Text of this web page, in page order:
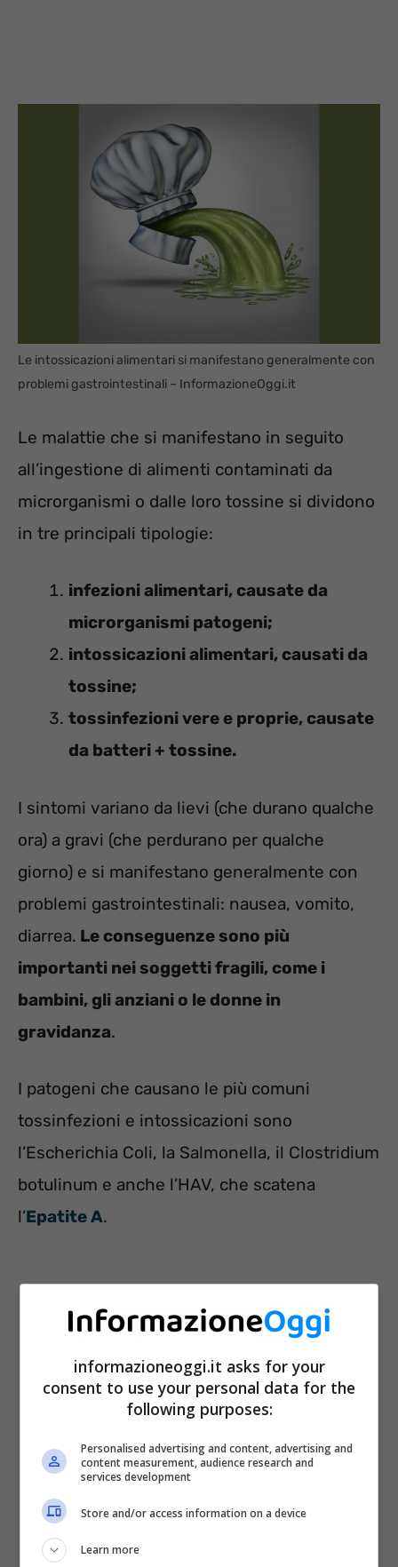
Le intossicazioni alimentari si manifestano generalmente con
problemi gastrointestinali – InformazioneOggi.it
Le malattie che si manifestano in seguito
all’ingestione di alimenti contaminati da
microrganismi o dalle loro tossine si dividono
in tre principali tipologie:
infezioni alimentari, causate da
microrganismi patogeni;
intossicazioni alimentari, causati da
tossine;
tossinfezioni vere e proprie, causate
da batteri + tossine.
I sintomi variano da lievi (che durano qualche
ora) a gravi (che perdurano per qualche
giorno) e si manifestano generalmente con
problemi gastrointestinali: nausea, vomito,
diarrea. Le conseguenze sono più
importanti nei soggetti fragili, come i
bambini, gli anziani o le donne in
gravidanza.
I patogeni che causano le più comuni
tossinfezioni e intossicazioni sono
l’Escherichia Coli, la Salmonella, il Clostridium
botulinum e anche l’HAV, che scatena
l’Epatite A.
Escherichia Coli
ha un’incubazione
informazioneoggi.it asks for your
consent to use your personal data for the
following purposes:
Personalised advertising and content, advertising and
content measurement, audience research and
services development
Store and/or access information on a device
Learn more